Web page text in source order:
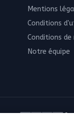
Mentions
Conditions
Conditions
Notre équipe